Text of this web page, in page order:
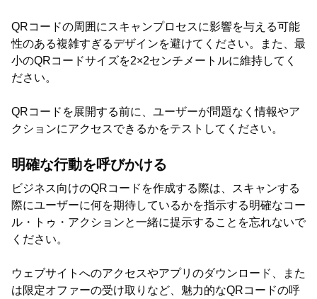
QRコードの周囲にスキャンプロセスに影響を与える可能
性のある複雑すぎるデザインを避けてください。また、最
小のQRコードサイズを2×2センチメートルに維持してく
ださい。
QRコードを展開する前に、ユーザーが問題なく情報やア
クションにアクセスできるかをテストしてください。
明確な行動を呼びかける
ビジネス向けのQRコードを作成する際は、スキャンする
際にユーザーに何を期待しているかを指示する明確なコー
ル・トゥ・アクションと一緒に提示することを忘れないで
ください。
ウェブサイトへのアクセスやアプリのダウンロード、また
は限定オファーの受け取りなど、魅力的なQRコードの呼